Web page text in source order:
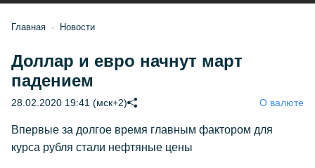
Главная Новости
Доллар и евро начнут март
падением
28.02.2020 19:41 (мск+2) О валюте
Впервые за долгое время главным фактором для
курса рубля стали нефтяные цены